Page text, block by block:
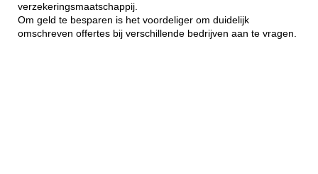
verzekeringsmaatschappij.
Om geld te besparen is het voordeliger om duidelijk
omschreven offertes bij verschillende bedrijven aan te vragen.